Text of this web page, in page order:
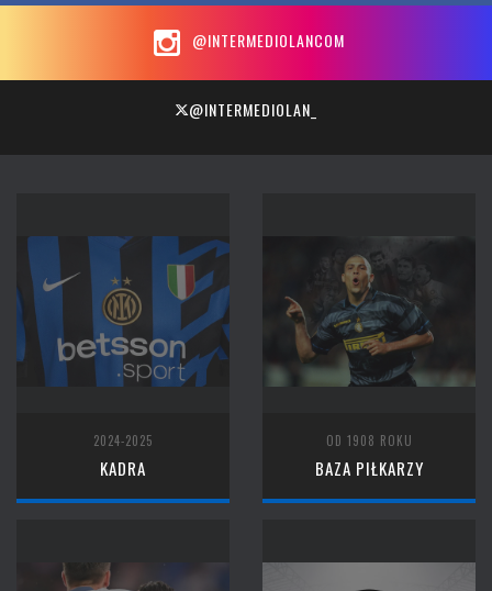
@INTERMEDIOLANCOM
@INTERMEDIOLAN_
2024-2025
KADRA
OD 1908 ROKU
BAZA PIŁKARZY